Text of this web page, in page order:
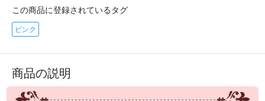
この商品に登録されているタグ
ピンク
商品の説明